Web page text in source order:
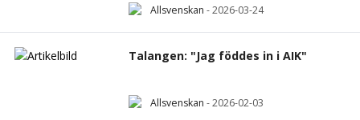
Allsvenskan -2026-03-24
Talangen: "Jag föddes in i AIK"
Allsvenskan -2026-02-03